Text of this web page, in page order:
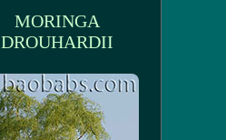
MORINGA
DROUHARDII